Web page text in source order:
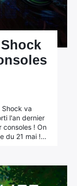
va
l'an dernier
consoles ! On
du 21 mai !…